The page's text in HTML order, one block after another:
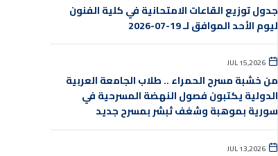
جدول توزيع القاعات الامتحانية في كلية الفنون
ليوم الأحد الموافق لـ 19-07-2026
JUL 15,2026
من خشبة مسرح الحمراء .. طلاب الجامعة العربية
الدولية يكتبون فصول النهضة المسرحية في
سورية بموهبة وشغف ثبشر بمسرح جديد
JUL 13,2026